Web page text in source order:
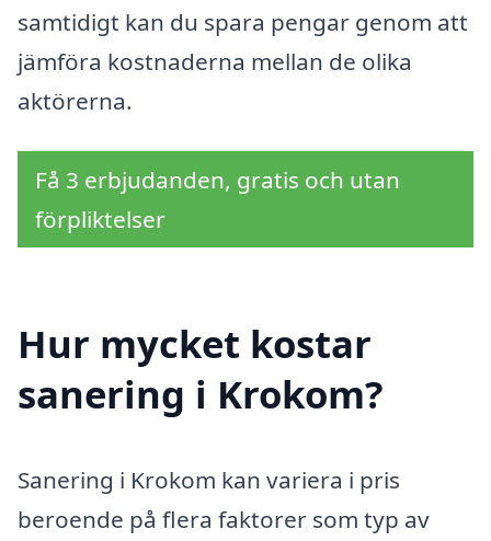
samtidigt kan du spara pengar genom att
jämföra kostnaderna mellan de olika
aktörerna.
Få 3 erbjudanden, gratis och utan
förpliktelser
Hur mycket kostar
sanering i Krokom?
Sanering i Krokom kan variera i pris
beroende på flera faktorer som typ av